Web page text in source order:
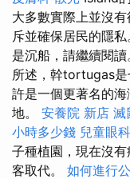
大多數實際上並沒
斥並確保居民的隱私
是沉船，請繼續閱讀
所述，幹tortugas是
許是一個更著名的
地。 安養院 新店 滅
小時多少錢 兒童眼科
子種植園，現在沒
客取代。 如何進行